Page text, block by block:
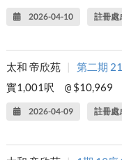
2026-04-10 註冊處
太和 帝欣苑 |
第二期
實1,001呎
@ $10,969
2026-04-09 註冊處